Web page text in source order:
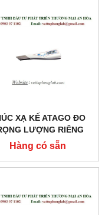
XẠ KẾ ATAGO ĐO
LƯỢNG RIÊNG
CỦA NƯỚC TIỂU
URINE S.G
Hàng có sẵn